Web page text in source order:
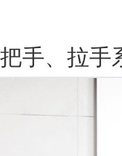
把手、拉手